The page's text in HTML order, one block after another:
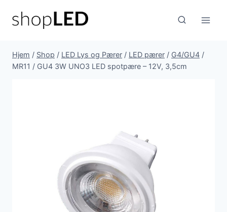
Hjem / Shop / LED Lys og Pærer / LED pærer / G4/GU4 /
MR11 / GU4 3W UNO3 LED spotpære – 12V, 3,5cm